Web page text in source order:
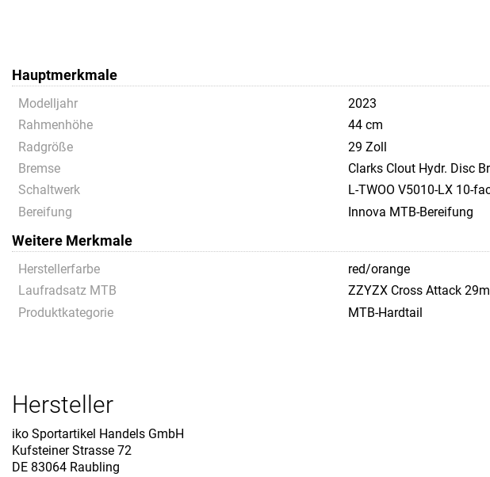
Hauptmerkmale
Modelljahr
2023
Rahmenhöhe
44 cm
Radgröße
29 Zoll
Bremse
Clarks Clout Hydr. Disc
Schaltwerk
L-TWOO V5010-LX 10-
Bereifung
Innova MTB-Bereifung
Weitere Merkmale
Herstellerfarbe
red/orange
Laufradsatz MTB
ZZYZX Cross Attack
Produktkategorie
MTB-Hardtail
Hersteller
iko Sportartikel Handels GmbH
Kufsteiner Strasse 72
DE 83064 Raubling